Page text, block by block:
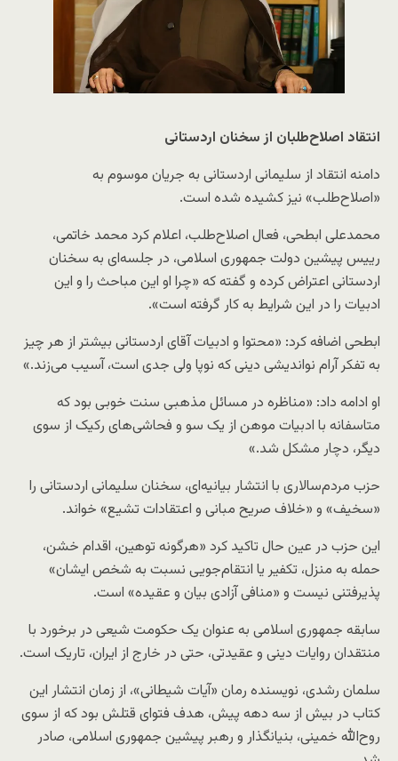
انتقاد اصلاح‌طلبان از سخنان اردستانی
دامنه‌ انتقاد از سلیمانی اردستانی به جریان موسوم به
«اصلاح‌طلب» نیز کشیده شده است.
محمدعلی ابطحی، فعال اصلاح‌طلب، اعلام کرد محمد خاتمی،
رییس پیشین دولت جمهوری اسلامی، در جلسه‌ای به سخنان
اردستانی اعتراض کرده و گفته که «چرا او این مباحث را و این
ادبیات را در این شرایط به کار گرفته است».
ابطحی اضافه کرد: «محتوا و ادبیات آقای اردستانی بیشتر از هر چیز
به تفکر آرام نواندیشی دینی که نوپا ولی جدی است، آسیب می‌زند.»
او ادامه داد: «مناظره در مسائل مذهبی سنت خوبی بود که
متاسفانه با ادبیات موهن از یک‌ سو و فحاشی‌های رکیک از سوی
دیگر، دچار مشکل شد.»
حزب مردم‌سالاری با انتشار بیانیه‌ای، سخنان سلیمانی اردستانی را
«سخیف» و «خلاف صریح مبانی و اعتقادات تشیع» خواند.
این حزب در عین حال تاکید کرد «هرگونه توهین، اقدام خشن،
حمله به منزل، تکفیر یا انتقام‌جویی نسبت به شخص ایشان»
پذیرفتنی نیست و «منافی آزادی بیان و عقیده» است.
سابقه جمهوری اسلامی به عنوان یک حکومت شیعی در برخورد با
منتقدان روایات دینی و عقیدتی، حتی در خارج از ایران، تاریک است.
سلمان رشدی، نویسنده رمان «آیات شیطانی»، از زمان انتشار این
کتاب در بیش از سه دهه پیش، هدف فتوای قتلش بود که از سوی
روح‌الله خمینی، بنیانگذار و رهبر پیشین جمهوری اسلامی، صادر